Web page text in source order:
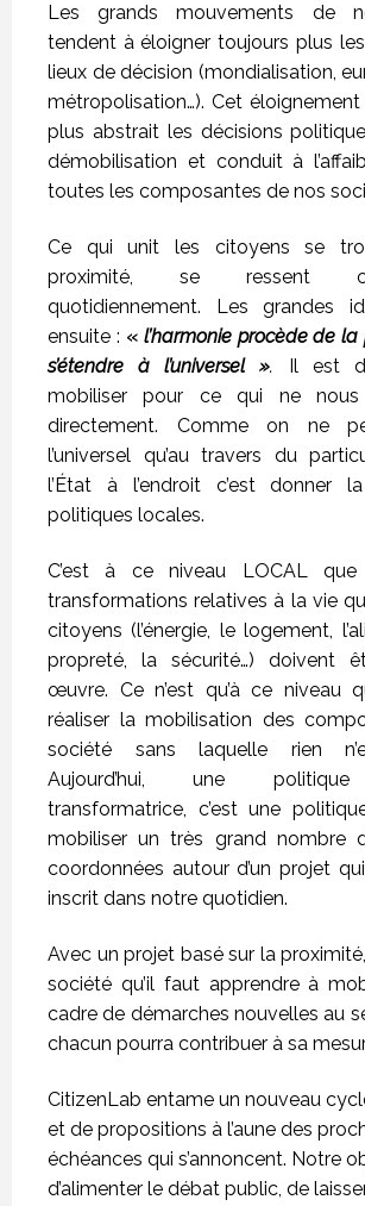
Les grands mouvements de
tendent à éloigner toujours plus
lieux de décision (mondialisation,
métropolisation…). Cet
plus abstrait les décisions
démobilisation et conduit à
toutes les composantes de nos
Ce qui unit les citoyens se
proximité, se ressent
quotidiennement. Les grandes
ensuite : « l’harmonie procède de
s’étendre à l’universel ». Il est
mobiliser pour ce qui ne
directement. Comme on ne
l’universel qu’au travers du
l’État à l’endroit c’est donner
politiques locales.
C’est à ce niveau LOCAL que
transformations relatives à la vie
citoyens (l’énergie, le logement,
propreté, la sécurité…) doivent
œuvre. Ce n’est qu’à ce niveau
réaliser la mobilisation des
société sans laquelle rien
Aujourd’hui, une politique
transformatrice, c’est une
mobiliser un très grand nombre
coordonnées autour d’un projet
inscrit dans notre quotidien.
Avec un projet basé sur la
société qu’il faut apprendre à
cadre de démarches nouvelles au
chacun pourra contribuer à sa
CitizenLab entame un nouveau
et de propositions à l’aune des
échéances qui s’annoncent. Notre
d’alimenter le débat public, de